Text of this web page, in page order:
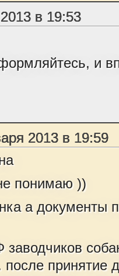
в 19:53
и
2013 в 19:59
понимаю ))
а документы
после